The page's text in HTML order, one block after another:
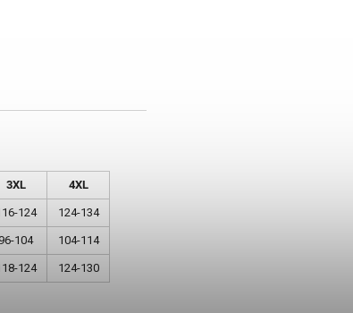
3XL 4XL
124 124-134
96-104 104-114
124 124-130